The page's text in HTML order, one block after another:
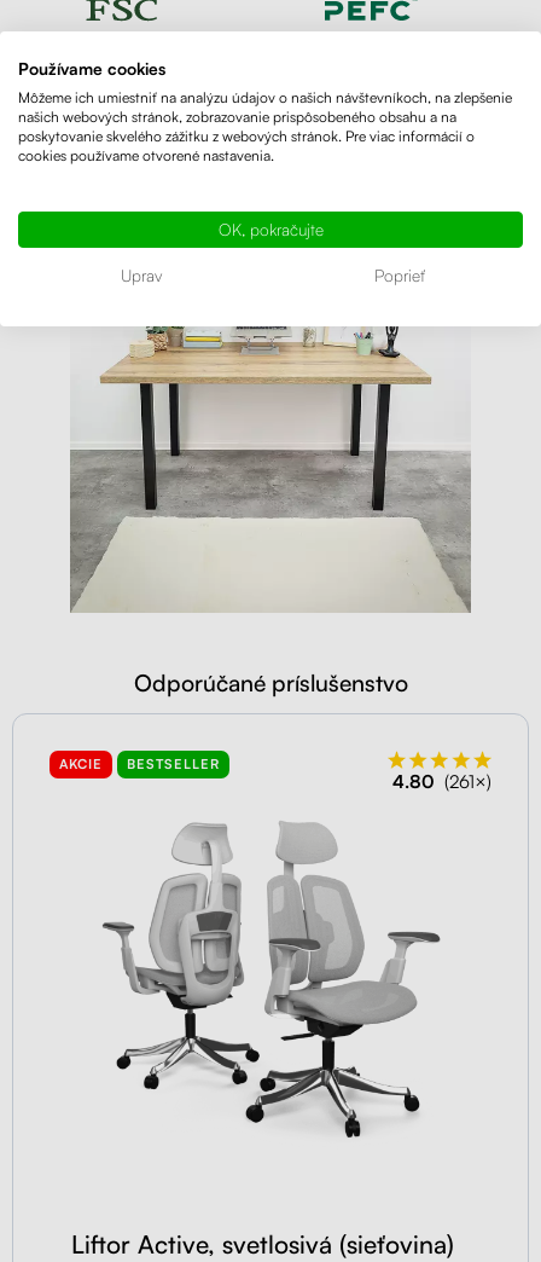
Odporúčané príslušenstvo
AKCIE BESTSELLER
4.80 (261×)
Liftor Active, svetlosivá (sieťovina)
Používame cookies
Môžeme ich umiestniť na analýzu údajov o našich návštevníkoch, na zlepšenie
našich webových stránok, zobrazovanie prispôsobeného obsahu a na
poskytovanie skvelého zážitku z webových stránok. Pre viac informácií o
cookies používame otvorené nastavenia.
OK, pokračujte
Uprav Poprieť